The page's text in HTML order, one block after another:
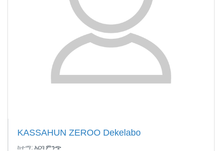
KASSAHUN ZEROO Dekelabo
ከተማ: አርባ ምንጭ